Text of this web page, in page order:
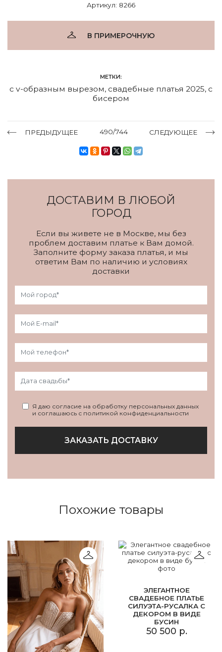
Артикул: 8266
В ПРИМЕРОЧНУЮ
МЕТКИ:
с v-образным вырезом, свадебные платья 2025, с
бисером
ПРЕДЫДУЩЕЕ 490/744 СЛЕДУЮЩЕЕ
ДОСТАВИМ В ЛЮБОЙ
ГОРОД
Если вы живете не в Москве, мы без
проблем доставим платье к Вам домой.
Заполните форму заказа платья, и мы
ответим Вам по наличию и условиях
доставки
Я даю согласие на обработку персональных данных
и соглашаюсь с политикой конфиденциальности
ЗАКАЗАТЬ ДОСТАВКУ
Похожие товары
ЭЛЕГАНТНОЕ
СВАДЕБНОЕ ПЛАТЬЕ
СИЛУЭТА-РУСАЛКА С
ДЕКОРОМ В ВИДЕ
БУСИН
50 500 р.